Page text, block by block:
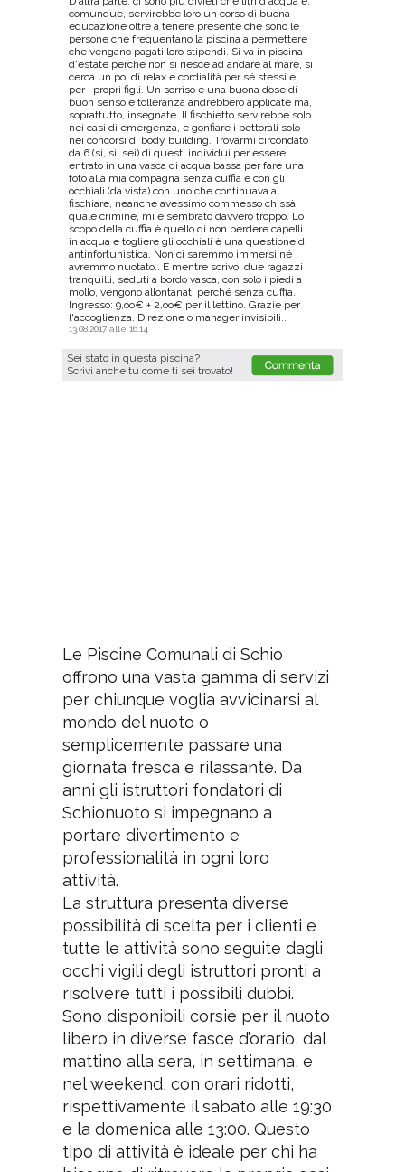
comunque, servirebbe loro un corso di buona
educazione oltre a tenere presente che sono le
persone che frequentano la piscina a permettere
che vengano pagati loro stipendi. Si va in piscina
d'estate perché non si riesce ad andare al mare, si
cerca un po' di relax e cordialità per sé stessi e
per i propri figli. Un sorriso e una buona dose di
buon senso e tolleranza andrebbero applicate ma,
soprattutto, insegnate. Il fischietto servirebbe solo
nei casi di emergenza, e gonfiare i pettorali solo
nei concorsi di body building. Trovarmi circondato
da 6 (si, si, sei) di questi individui per essere
entrato in una vasca di acqua bassa per fare una
foto alla mia compagna senza cuffia e con gli
occhiali (da vista) con uno che continuava a
fischiare, neanche avessimo commesso chissà
quale crimine, mi è sembrato davvero troppo. Lo
scopo della cuffia è quello di non perdere capelli
in acqua e togliere gli occhiali è una questione di
antinfortunistica. Non ci saremmo immersi né
avremmo nuotato.. E mentre scrivo, due ragazzi
tranquilli, seduti a bordo vasca, con solo i piedi a
mollo, vengono allontanati perché senza cuffia.
Ingresso: 9,oo€ + 2,oo€ per il lettino. Grazie per
l'accoglienza. Direzione o manager invisibili..
13.08.2017 alle 16.14
Sei stato in questa piscina?
Scrivi anche tu come ti sei trovato!
Le Piscine Comunali di Schio
offrono una vasta gamma di servizi
per chiunque voglia avvicinarsi al
mondo del nuoto o
semplicemente passare una
giornata fresca e rilassante. Da
anni gli istruttori fondatori di
Schionuoto si impegnano a
portare divertimento e
professionalità in ogni loro
attività.
La struttura presenta diverse
possibilità di scelta per i clienti e
tutte le attività sono seguite dagli
occhi vigili degli istruttori pronti a
risolvere tutti i possibili dubbi.
Sono disponibili corsie per il nuoto
libero in diverse fasce d’orario, dal
mattino alla sera, in settimana, e
nel weekend, con orari ridotti,
rispettivamente il sabato alle 19:30
e la domenica alle 13:00. Questo
tipo di attività è ideale per chi ha